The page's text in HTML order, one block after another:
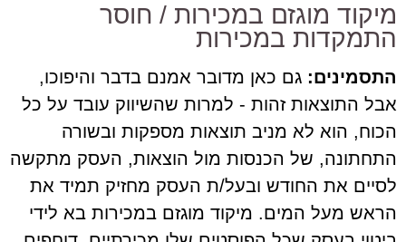
מיקוד מוגזם במכירות / חוסר
התמקדות במכירות
התסמינים: גם כאן מדובר אמנם בדבר והיפוכו,
אבל התוצאות זהות - למרות שהשיווק עובד על כל
הכוח, הוא לא מניב תוצאות מספקות ובשורה
התחתונה, של הכנסות מול הוצאות, העסק מתקשה
לסיים את החודש ובעל/ת העסק מחזיק תמיד את
הראש מעל המים. מיקוד מוגזם במכירות בא לידי